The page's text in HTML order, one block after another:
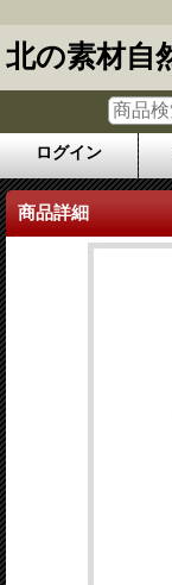
北の素材
ログイン
商品詳細